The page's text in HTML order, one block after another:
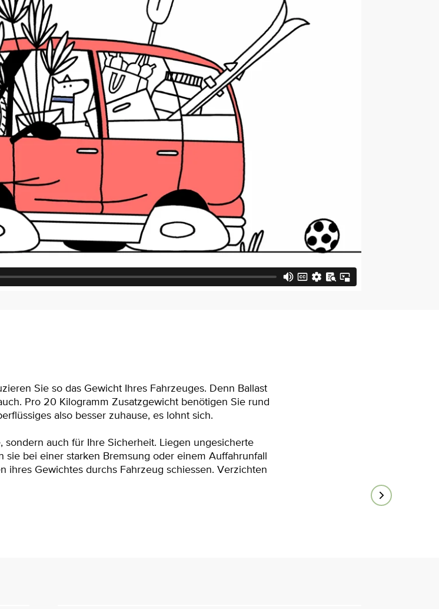
Sie so das Gewicht Ihres Fahrzeuges. Denn Ballast
Pro 20 Kilogramm Zusatzgewicht benötigen Sie rund
also besser zuhause, es lohnt sich.
auch für Ihre Sicherheit. Liegen ungesicherte
bei einer starken Bremsung oder einem Auffahrunfall
ihres Gewichtes durchs Fahrzeug schiessen. Verzichten